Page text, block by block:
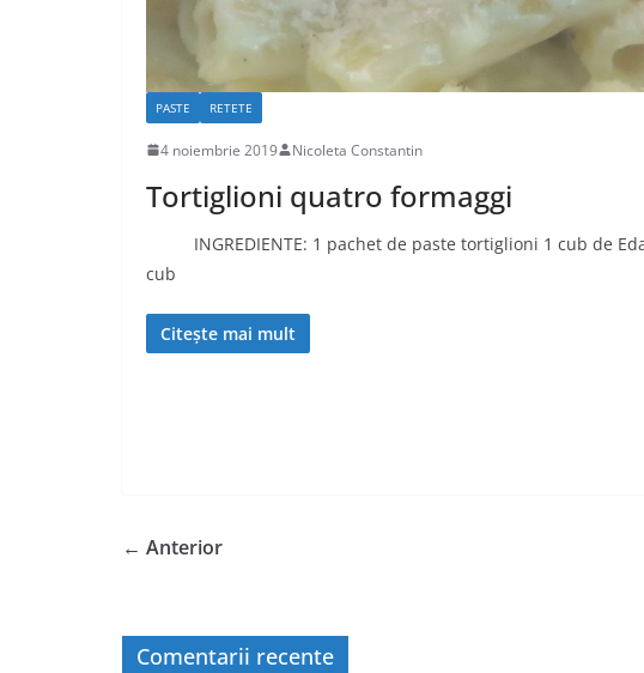
PASTE RETETE
4 noiembrie 2019 Nicoleta Constantin
Tortiglioni quatro formaggi
INGREDIENTE: 1 pachet de paste tortiglioni 1 cub de
cub
Citește mai mult
← Anterior
Comentarii recente